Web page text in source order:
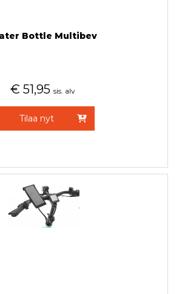
Bottle Multibev
€ 51,95 sis. alv
Tilaa nyt